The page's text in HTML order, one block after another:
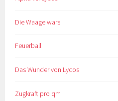
Die Waage wars
Feuerball
Das Wunder von Lycos
Zugkraft pro qm